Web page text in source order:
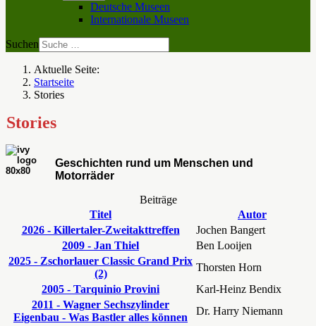
Deutsche Museen
Internationale Museen
Suchen
Aktuelle Seite:
Startseite
Stories
Stories
Geschichten rund um Menschen und
Motorräder
Beiträge
Titel
Autor
2026 - Killertaler-Zweitakttreffen
Jochen Bangert
2009 - Jan Thiel
Ben Looijen
2025 - Zschorlauer Classic Grand Prix
(2)
Thorsten Horn
2005 - Tarquinio Provini
Karl-Heinz Bendix
2011 - Wagner Sechszylinder
Eigenbau - Was Bastler alles können
Dr. Harry Niemann